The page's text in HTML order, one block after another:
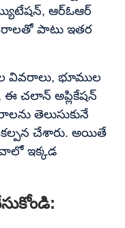
ఆర్ఓఆర్
పాటు ఇతర
వివరాలు, భూముల
ఈ చలాన్ అప్లికేషన్
తెలుసుకునే
చేశారు. అయితే
ఇక్కడ